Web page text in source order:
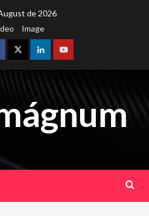
de 2026
Image
TwitterLinkedinYoutube